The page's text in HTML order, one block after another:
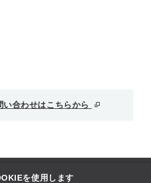
を使用します
い合わせはこちらから